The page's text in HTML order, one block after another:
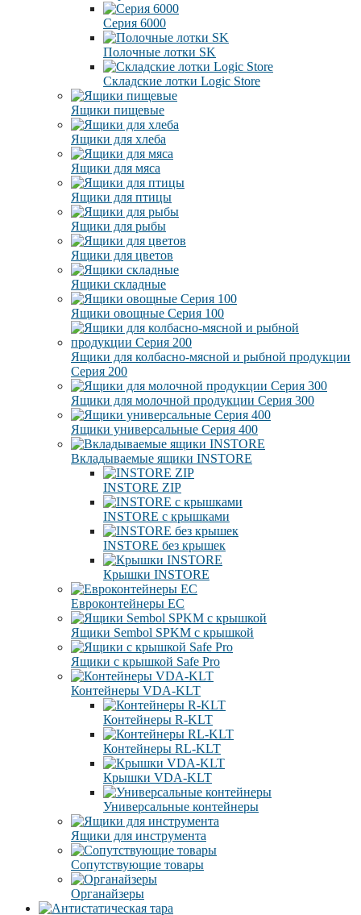
Серия 6000
Полочные лотки SK
Складские лотки Logic Store
Ящики пищевые
Ящики для хлеба
Ящики для мяса
Ящики для птицы
Ящики для рыбы
Ящики для цветов
Ящики складные
Ящики овощные Серия 100
Ящики для колбасно-мясной и рыбной продукции
Серия 200
Ящики для молочной продукции Серия 300
Ящики универсальные Серия 400
Вкладываемые ящики INSTORE
INSTORE ZIP
INSTORE с крышками
INSTORE без крышек
Крышки INSTORE
Евроконтейнеры ЕC
Ящики Sembol SPKM с крышкой
Ящики с крышкой Safe Pro
Контейнеры VDA-KLT
Контейнеры R-KLT
Контейнеры RL-KLT
Крышки VDA-KLT
Универсальные контейнеры
Ящики для инструмента
Сопутствующие товары
Органайзеры